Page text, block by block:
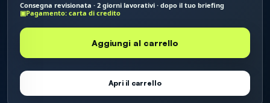
Consegna revisionata · 2 giorni lavorativi · dopo il tuo briefing
▣Pagamento: carta di credito
Aggiungi al carrello
Apri il carrello